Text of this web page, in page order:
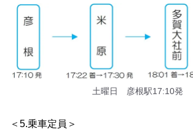
土曜日 彦根駅17:10発
＜5.乗車定員＞